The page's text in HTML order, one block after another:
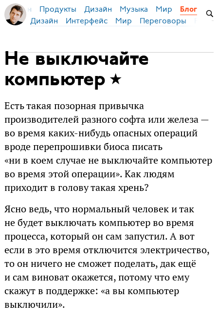
Бирман Продукты Дизайн Музыка Мир Блог
Дизайн Интерфейс Мир Переговоры
Не выключайте
компьютер
Есть такая позорная привычка
производителей разного софта или железа —
во время каких-нибудь опасных операций
вроде перепрошивки биоса писать
«ни в коем случае не выключайте компьютер
во время этой операции». Как людям
приходит в голову такая хрень?
Ясно ведь, что нормальный человек и так
не будет выключать компьютер во время
процесса, который он сам запустил. А вот
если в это время отключится электричество,
то он ничего не сможет поделать, дак ещё
и сам виноват окажется, потому что ему
скажут в поддержке: «а вы компьютер
выключили».